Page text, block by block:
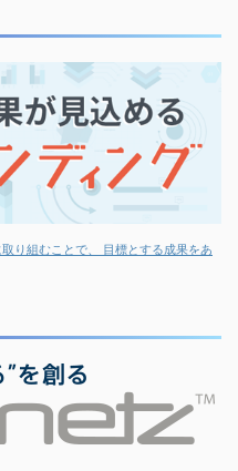
り組むことで、 目標とする成果をあ